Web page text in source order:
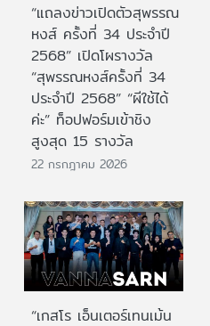
“แถลงข่าวเปิดตัวสุพรรณ
หงส์ ครั้งที่ 34 ประจำปี
2568” เปิดโผรางวัล
“สุพรรณหงส์ครั้งที่ 34
ประจำปี 2568” “ผีใช้ได้
ค่ะ” ท็อปฟอร์มเข้าชิง
สูงสุด 15 รางวัล
22 กรกฎาคม 2026
“เกสโร เอ็นเตอร์เทนเม้น